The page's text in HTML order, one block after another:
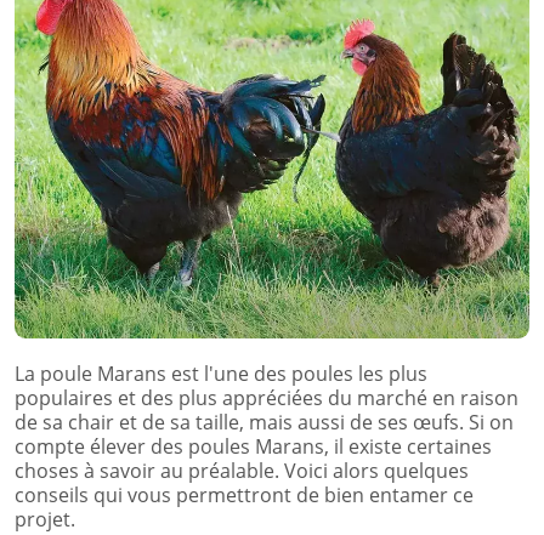
La poule Marans est l'une des poules les plus
populaires et des plus appréciées du marché en raison
de sa chair et de sa taille, mais aussi de ses œufs. Si on
compte élever des poules Marans, il existe certaines
choses à savoir au préalable. Voici alors quelques
conseils qui vous permettront de bien entamer ce
projet.